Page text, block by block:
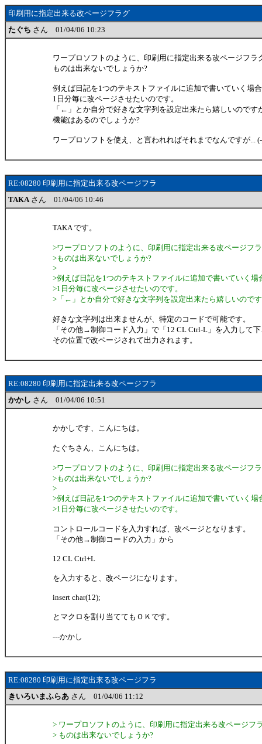
印刷用に指定出来る改ページフラグ
たぐち さん 01/04/06 10:23
ワープロソフトのように、印刷用に指定出来る改ページフラ
ものは出来ないでしょうか?
例えば日記を1つのテキストファイルに追加で書いていく場
1日分毎に改ページさせたいのです。
「←」とか自分で好きな文字列を設定出来たら嬉しいのです
機能はあるのでしょうか?
ワープロソフトを使え、と言われればそれまでなんですが...
RE:08280 印刷用に指定出来る改ページフラ
TAKAさん 01/04/06 10:46
TAKA です。
>ワープロソフトのように、印刷用に指定出来る改ページフ
>ものは出来ないでしょうか?
>
>例えば日記を1つのテキストファイルに追加で書いていく場
>1日分毎に改ページさせたいのです。
>「←」とか自分で好きな文字列を設定出来たら嬉しいので
好きな文字列は出来ませんが、特定のコードで可能です。
「その他→制御コード入力」で「12 CL Ctrl-L」を入力して
その位置で改ページされて出力されます。
RE:08280 印刷用に指定出来る改ページフラ
かかし さん 01/04/06 10:51
かかしです、こんにちは。
たぐちさん、こんにちは。
>ワープロソフトのように、印刷用に指定出来る改ページフ
>ものは出来ないでしょうか?
>
>例えば日記を1つのテキストファイルに追加で書いていく場
>1日分毎に改ページさせたいのです。
コントロールコードを入力すれば、改ページとなります。
「その他→制御コードの入力」から
12 CL Ctrl+L
を入力すると、改ページになります。
insert char(12);
とマクロを割り当ててもＯＫです。
---かかし
RE:08280 印刷用に指定出来る改ページフラ
きいろいまふらあ さん 01/04/06 11:12
> ワープロソフトのように、印刷用に指定出来る改ページフ
> ものは出来ないでしょうか?